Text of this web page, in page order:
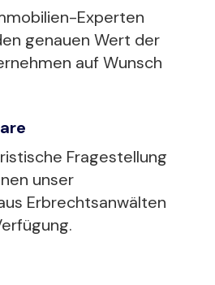
Experten
genauen Wert der
auf Wunsch
Fragestellung
unser
Erbrechtsanwälten